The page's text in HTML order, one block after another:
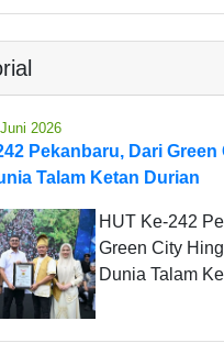
2026
Pekanbaru, Dari
Talam Ketan Durian
HUT Ke-242
Green City
Dunia Talam